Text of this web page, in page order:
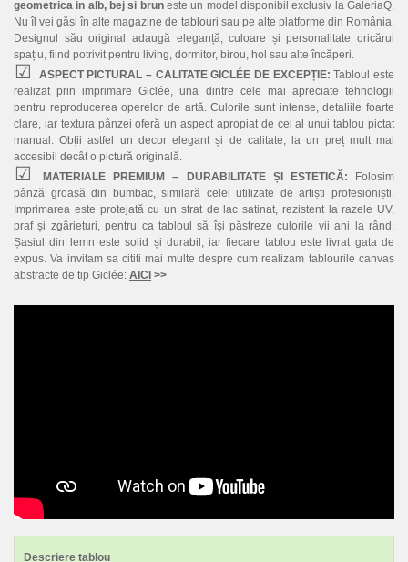
geometrica in alb, bej si bruneste un model disponibil exclusiv la GaleriaQ.
Nu îl vei găsi în alte magazine de tablouri sau pe alte platforme din România.
Designul său original adaugă eleganță, culoare și personalitate oricărui
spațiu, fiind potrivit pentru living, dormitor, birou, hol sau alte încăperi.
ASPECT PICTURAL – CALITATE GICLÉE DE EXCEPȚIE: Tabloul este
realizat prin imprimare Giclée, una dintre cele mai apreciate tehnologii
pentru reproducerea operelor de artă. Culorile sunt intense, detaliile foarte
clare, iar textura pânzei oferă un aspect apropiat de cel al unui tablou pictat
manual. Obții astfel un decor elegant și de calitate, la un preț mult mai
accesibil decât o pictură originală.
MATERIALE PREMIUM – DURABILITATE ȘI ESTETICĂ: Folosim
pânză groasă din bumbac, similară celei utilizate de artiști profesioniști.
Imprimarea este protejată cu un strat de lac satinat, rezistent la razele UV,
praf și zgârieturi, pentru ca tabloul să își păstreze culorile vii ani la rând.
Șasiul din lemn este solid și durabil, iar fiecare tablou este livrat gata de
expus. Va invitam sa cititi mai multe despre cum realizam tablourile canvas
abstracte de tip Giclée: AICI >>
Descriere tablou